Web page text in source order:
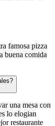
famosa pizza
buena comida
una mesa con
lo elogian
restaurante